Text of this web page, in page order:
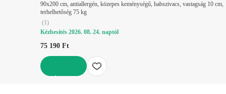
90x200 cm, antiallergén, közepes keménységű, habszivacs, vastagság 10 cm,
terhelhetőség 75 kg
(1)
Kézbesítés 2026. 08. 24. naptól
75 190 Ft